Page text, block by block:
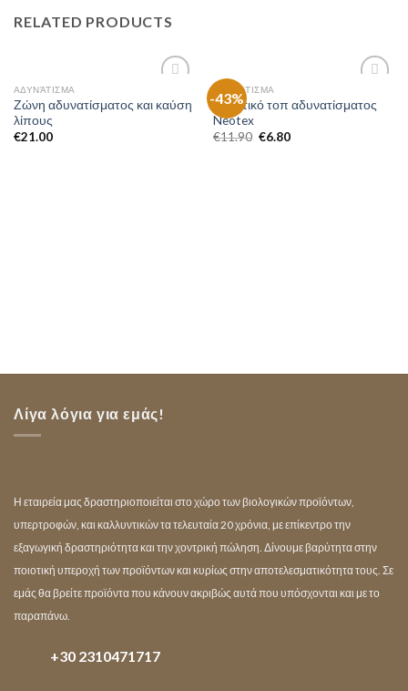
RELATED PRODUCTS
Wishlist
ΑΔΥΝΆΤΙΣΜΑ
Ζώνη αδυνατίσματος και καύση
λίπους
€21.00
-43%
Wishlist
ΑΔΥΝΆΤΙΣΜΑ
Αθλητικό τοπ αδυνατίσματος
Neotex
€11.90 €6.80
Λίγα λόγια για εμάς!
Η εταιρεία μας δραστηριοποιείται στο χώρο των βιολογικών προϊόντων,
υπερτροφών, και καλλυντικών τα τελευταία 20 χρόνια, με επίκεντρο την
εξαγωγική δραστηριότητα και την χοντρική πώληση. Δίνουμε βαρύτητα στην
ποιοτική υπεροχή των προϊόντων και κυρίως στην αποτελεσματικότητα τους. Σε
εμάς θα βρείτε προϊόντα που κάνουν ακριβώς αυτά που υπόσχονται και με το
παραπάνω.
+30 2310471717